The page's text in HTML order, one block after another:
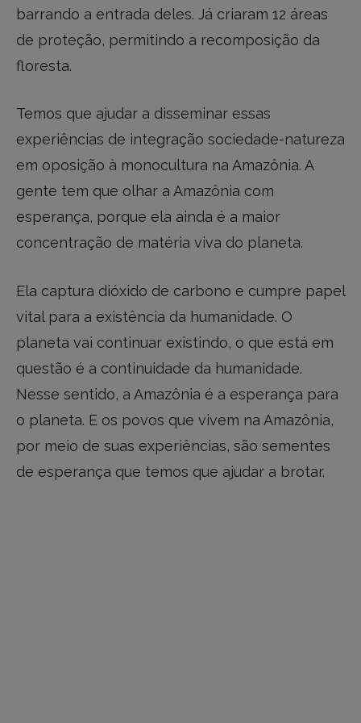
barrando a entrada deles. Já criaram 12 áreas
de proteção, permitindo a recomposição da
floresta.
Temos que ajudar a disseminar essas
experiências de integração sociedade-natureza
em oposição à monocultura na Amazônia. A
gente tem que olhar a Amazônia com
esperança, porque ela ainda é a maior
concentração de matéria viva do planeta.
Ela captura dióxido de carbono e cumpre papel
vital para a existência da humanidade. O
planeta vai continuar existindo, o que está em
questão é a continuidade da humanidade.
Nesse sentido, a Amazônia é a esperança para
o planeta. E os povos que vivem na Amazônia,
por meio de suas experiências, são sementes
de esperança que temos que ajudar a brotar.